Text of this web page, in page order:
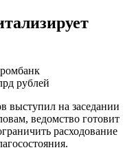
рублей
на заседании
ведомство готовит
расходование